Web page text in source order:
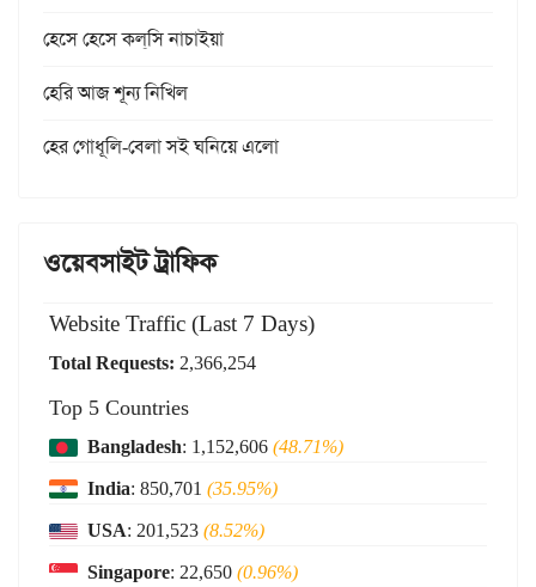
হেসে হেসে কল্‌সি নাচাইয়া
হেরি আজ শূন্য নিখিল
হের গোধূলি-বেলা সই ঘনিয়ে এলো
ওয়েবসাইট ট্রাফিক
Website Traffic (Last 7 Days)
Total Requests: 2,366,254
Top 5 Countries
Bangladesh: 1,152,606(48.71%)
India: 850,701 (35.95%)
USA: 201,523(8.52%)
Singapore: 22,650(0.96%)